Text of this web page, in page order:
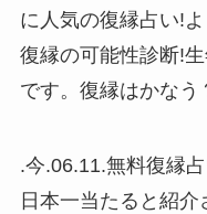
に人気の復縁占い!
復縁の可能性診断!
です。復縁はかなう
.今.06.11.無料復縁
日本一当たると紹